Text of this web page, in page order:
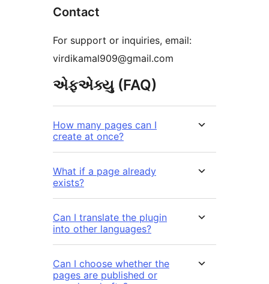
Contact
For support or inquiries, email:
virdikamal909@gmail.com
એફએક્યુ (FAQ)
How many pages can I
create at once?
What if a page already
exists?
Can I translate the plugin
into other languages?
Can I choose whether the
pages are published or